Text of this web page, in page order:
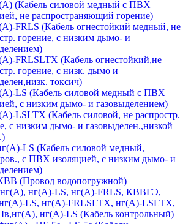
(Кабель силовой медный с ПВХ
не распространяющий горение)
FRLS (Кабель огнестойкий медный, не
горение, с низким дымо- и
FRLSLTX (Кабель огнестойкий,не
горение, с низк. дымо и
токсич)
LS (Кабель силовой медный с ПВХ
с низким дымо- и газовыделением)
LSLTX (Кабель силовой, не распростр.
с низким дымо- и газовыделен.,низкой
LS (Кабель силовой медный,
с ПВХ изоляцией, с низким дымо- и
(Провод водопогружной)
нг(А)-LS, нг(А)-FRLS, КВВГЭ,
LS, нг(А)-FRLSLTX, нг(А)-LSLTX,
нг(А)-LS (Кабель контрольный)